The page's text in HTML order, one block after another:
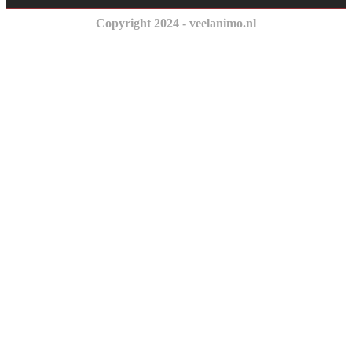
Copyright 2024 - veelanimo.nl